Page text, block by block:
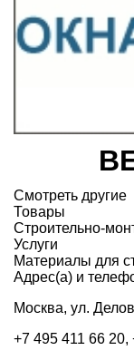
Смотреть другие
Товары
Строительно-
Услуги
Материалы для
Адрес(а) и
Москва, ул.
+7 495 411 66